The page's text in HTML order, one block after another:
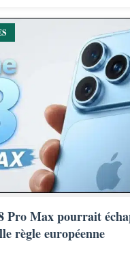
Pro Max pourrait
règle européenne